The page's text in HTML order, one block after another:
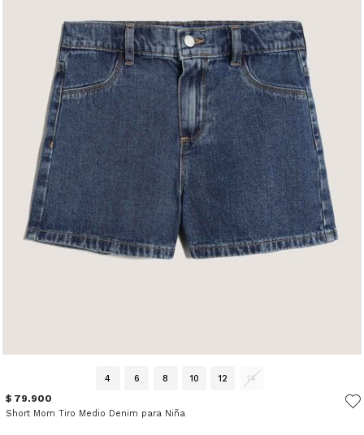
4 6 8 10 12 14
$ 79.900
Short Mom Tiro Medio Denim para Niña